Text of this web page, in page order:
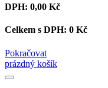
DPH: 0,00 Kč
Celkem s DPH: 0 Kč
Pokračovat
prázdný košík